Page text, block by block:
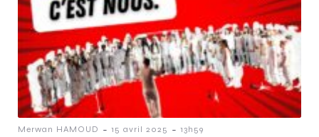
Merwan HAMOUD - 15 avril 2025 - 13h59